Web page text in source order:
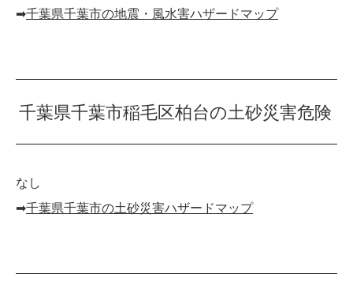
➡︎千葉県千葉市の地震・風水害ハザードマップ
千葉県千葉市稲毛区柏台の土砂災害危険
なし
➡︎千葉県千葉市の土砂災害ハザードマップ